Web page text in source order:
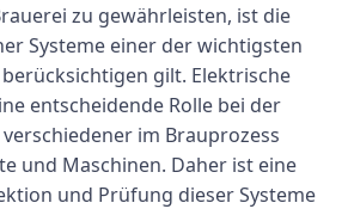
zu gewährleisten, ist die
Systeme einer der wichtigsten
gilt. Elektrische
entscheidende Rolle bei der
im Brauprozess
und Maschinen. Daher ist eine
und Prüfung dieser Systeme